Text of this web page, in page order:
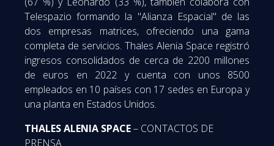
Telespazio formando la "Alianza Espacial" de las
dos empresas matrices, ofreciendo una gama
completa de servicios. Thales Alenia Space registró
ingresos consolidados de cerca de 2200 millones
de euros en 2022 y cuenta con unos 8500
empleados en 10 países con 17 sedes en Europa y
una planta en Estados Unidos.
THALES ALENIA SPACE– CONTACTOS DE
PRENSA